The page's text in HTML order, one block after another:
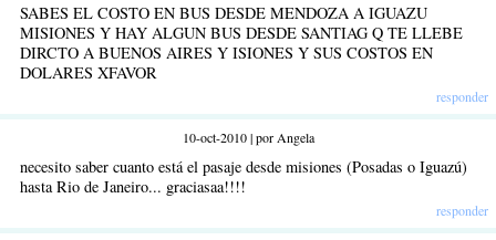
SABES EL COSTO EN BUS DESDE MENDOZA A IGUAZU
MISIONES Y HAY ALGUN BUS DESDE SANTIAG Q TE LLEBE
DIRCTO A BUENOS AIRES Y ISIONES Y SUS COSTOS EN
DOLARES XFAVOR
responder
10-oct-2010 | por Angela
necesito saber cuanto está el pasaje desde misiones (Posadas o Iguazú)
hasta Rio de Janeiro... graciasaa!!!!
responder